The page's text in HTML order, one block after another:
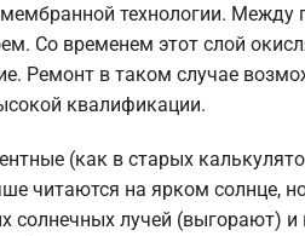
технологии. Между
Со временем этот слой
Ремонт в таком случае
квалификации.
(как в старых
читаются на ярком солнце,
солнечных лучей (выгорают)